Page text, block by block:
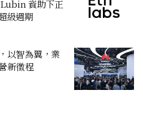
資助下正
級週期
以智為翼，業
新徵程